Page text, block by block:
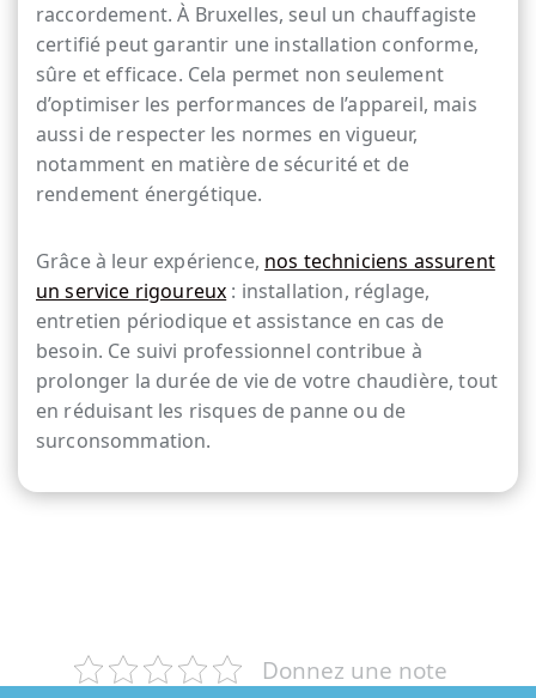
raccordement. À Bruxelles, seul un chauffagiste
certifié peut garantir une installation conforme,
sûre et efficace. Cela permet non seulement
d’optimiser les performances de l’appareil, mais
aussi de respecter les normes en vigueur,
notamment en matière de sécurité et de
rendement énergétique.
Grâce à leur expérience, nos techniciens assurent
un service rigoureux : installation, réglage,
entretien périodique et assistance en cas de
besoin. Ce suivi professionnel contribue à
prolonger la durée de vie de votre chaudière, tout
en réduisant les risques de panne ou de
surconsommation.
Donnez une note